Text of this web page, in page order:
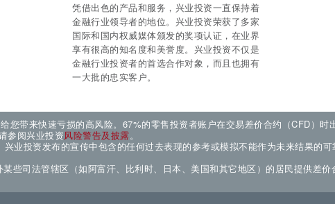
凭借出色的产品和服务， 兴业投资一直保持着
金融行业领导者的地位。 兴业投资荣获了多家
国际和国内权威媒体颁发的奖项认证，在业界
享有很高的知名度和美誉度。 兴业投资不仅是
金融行业投资者的首选合作对象，而且也拥有
一大批的忠实客户。
您带来快速亏损的高风险。67%的零售投资者账户在交易差价合约（CFD）
参阅兴业投资风险警告及披露。
业投资发布的宣传中包含的任何过去表现的参考或模拟不能作为未来结果的
些司法管辖区（如阿富汗、比利时、日本、美国和其它地区）的居民提供差价